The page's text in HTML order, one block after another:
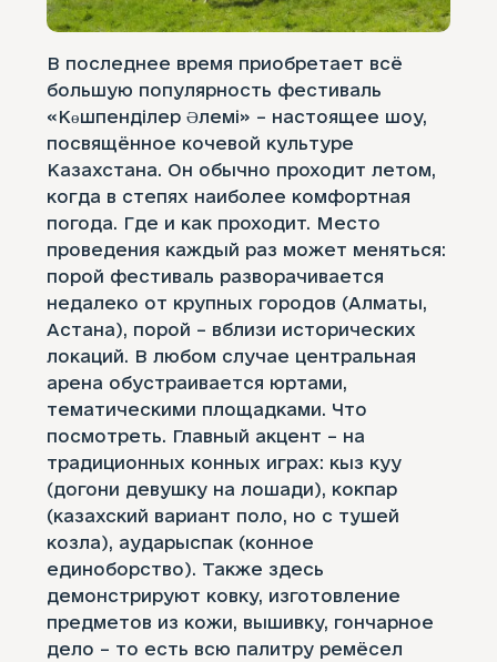
В последнее время приобретает всё
большую популярность фестиваль
«Көшпенділер Әлемі» – настоящее шоу,
посвящённое кочевой культуре
Казахстана. Он обычно проходит летом,
когда в степях наиболее комфортная
погода. Где и как проходит. Место
проведения каждый раз может меняться:
порой фестиваль разворачивается
недалеко от крупных городов (Алматы,
Астана), порой – вблизи исторических
локаций. В любом случае центральная
арена обустраивается юртами,
тематическими площадками. Что
посмотреть. Главный акцент – на
традиционных конных играх: кыз куу
(догони девушку на лошади), кокпар
(казахский вариант поло, но с тушей
козла), аударыспак (конное
единоборство). Также здесь
демонстрируют ковку, изготовление
предметов из кожи, вышивку, гончарное
дело – то есть всю палитру ремёсел